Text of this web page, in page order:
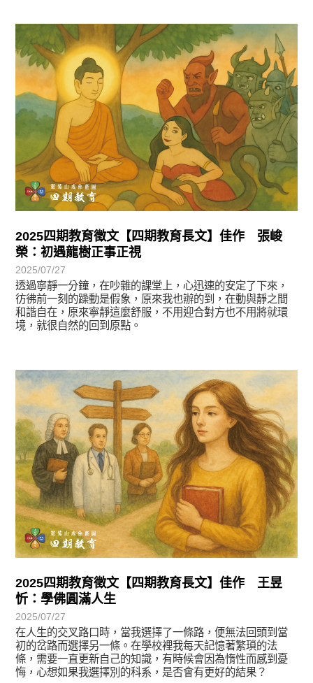
2025四期教育徵文【四期教育長文】佳作 張峻
榮：初遇龍樹正事正視
2025/07/27
透過寧靜一分鐘，在吵雜的課堂上，心迅速的安定了下來，
彷彿前一刻的躁動是假象，原來我也辦的到，在動與靜之間
和諧自在，原來寧靜這麼舒服，不用迎合對方也不用將就環
境，就很自然的回到原點。
徵文賞析
2025四期教育徵文【四期教育長文】佳作 王昱
忻：學佛圓滿人生
2025/07/27
在人生的交叉路口時，當我選擇了一條路，便無法回頭到當
初的岔路而選擇另一條。在學校裡我每天記憶著繁瑣的法
條，需要一直更新自己的知識，有時候會因為惰性而感到憂
悔，心想如果我選擇別的科系，是否會有更好的結果？
徵文賞析